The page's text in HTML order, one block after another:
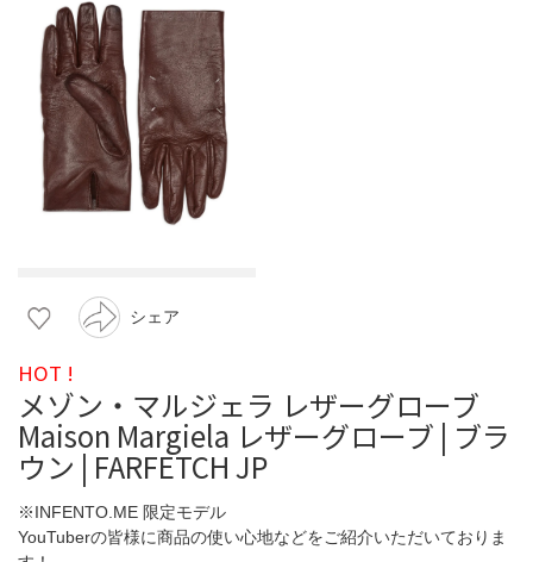
シェア
HOT !
メゾン・マルジェラ レザーグローブ
Maison Margiela レザーグローブ | ブラ
ウン | FARFETCH JP
※INFENTO.ME 限定モデル
YouTuberの皆様に商品の使い心地などをご紹介いただいておりま